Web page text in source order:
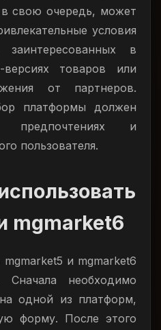
свою очередь, может
условия
заинтересованных в
товаров или
от партнеров.
платформы должен
предпочтениях и
пользователя.
mgmarket6
и mgmarket6
Сначала необходимо
на одной из платформ,
форму. После этого